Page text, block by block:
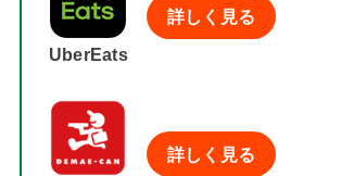
UberEats
詳しく見る
詳しく見る